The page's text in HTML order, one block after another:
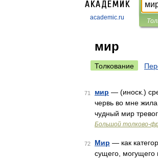
academic.ru
мир
Толкование
71 мир — (иноск.)
червь во мне
чудный мир
Большой толково-
72 Мир — как
сущего, могущего